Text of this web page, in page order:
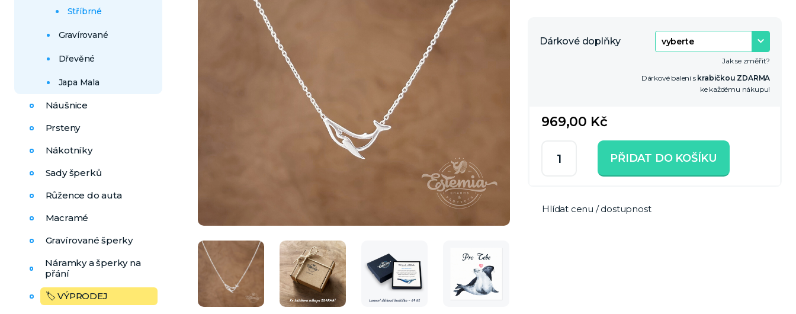
Stříbrné
Gravírované
Dřevěné
Japa Mala
Náušnice
Prsteny
Nákotníky
Sady šperků
Růžence do auta
Macramé
Gravírované šperky
Náramky a šperky na
přání
🏷️ VÝPRODEJ
Dárkové doplňky
Jak se změřit?
Dárkové balení s krabičkou ZDARMA
ke každému nákupu!
969,00 Kč
PŘIDAT DO KOŠÍKU
Hlídat cenu / dostupnost